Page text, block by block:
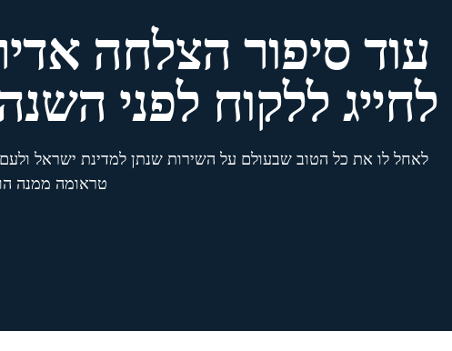
עוד סיפור הצלחה
לחייג ללקוח לפני
טראומה ממנה